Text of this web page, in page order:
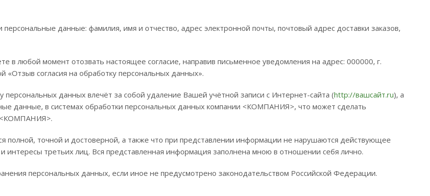
данные: фамилия, имя и отчество, адрес электронной почты, почтовый адрес доставки заказов,
в любой момент отозвать настоящее согласие, направив письменное уведомления на адрес: 000000, г.
согласия на обработку персональных данных».
данных влечёт за собой удаление Вашей учётной записи с Интернет-сайта (http://вашсайт.ru), а
данные, в системах обработки персональных данных компании <КОМПАНИЯ>, что может сделать
<КОМПАНИЯ>.
полной, точной и достоверной, а также что при представлении информации не нарушаются действующее
интересы третьих лиц. Вся представленная информация заполнена мною в отношении себя лично.
персональных данных, если иное не предусмотрено законодательством Российской Федерации.